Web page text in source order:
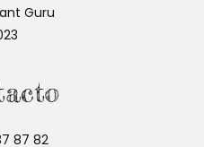
una
nueva
una
Guru
87 82